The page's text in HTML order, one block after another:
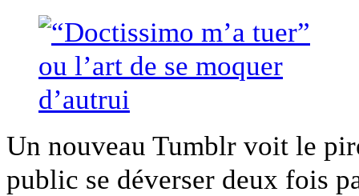
Un nouveau Tumblr voit le
public se déverser deux fois